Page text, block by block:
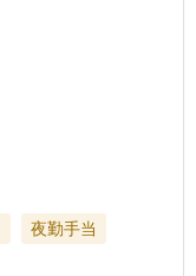
夜勤手当